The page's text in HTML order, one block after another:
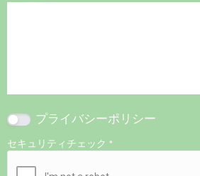
プライバシーポリシー
セキュリティチェック *